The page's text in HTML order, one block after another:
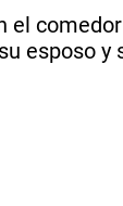
el
esposo